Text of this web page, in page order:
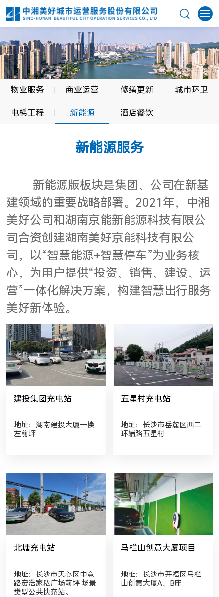
物业服务 商业运营 修缮更新 城市环卫
电梯工程 新能源 酒店餐饮
新能源服务
新能源版板块是集团、公司在新基
建领域的重要战略部署。2021年，中湘
美好公司和湖南京能新能源科技有限公
司合资创建湖南美好京能科技有限公
司，以“智慧能源+智慧停车”为业务核
心，为用户提供“投资、销售、建设、运
营”一体化解决方案，构建智慧出行服务
美好新体验。
建投集团充电站
地址：湖南建投大厦一楼
左前坪
五星村充电站
地址：长沙市岳麓区西二
环辅路五星村
北塘充电站
地址：长沙市天心区中意
路宏浩家私广场前坪 场景
类型公共快充站。
马栏山创意大厦项目
地址：长沙市开福区马栏
山创意大厦A、B座